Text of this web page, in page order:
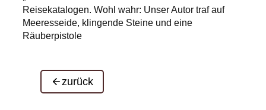
Reisekatalogen. Wohl wahr: Unser Autor traf auf
Meeresseide, klingende Steine und eine
Räuberpistole
zurück